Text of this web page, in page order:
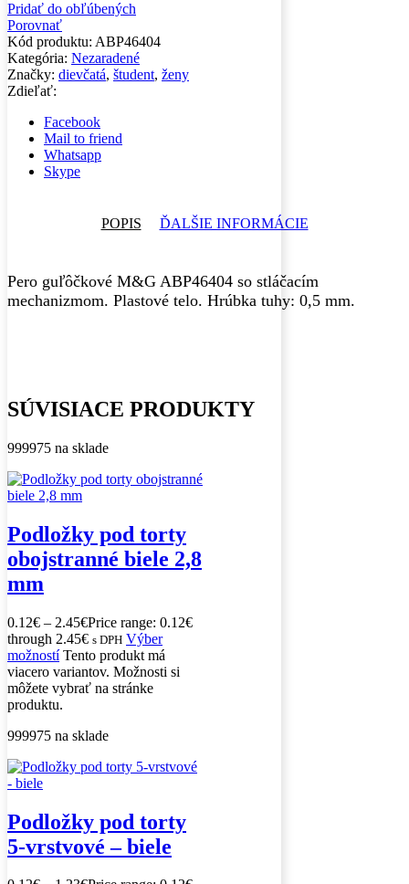
Pridať do obľúbených
Porovnať
Kód produktu: ABP46404
Kategória: Nezaradené
Značky: dievčatá, študent, ženy
Zdieľať:
Facebook
Mail to friend
Whatsapp
Skype
POPIS ĎALŠIE INFORMÁCIE
Pero guľôčkové M&G ABP46404 so stláčacím
mechanizmom. Plastové telo. Hrúbka tuhy: 0,5 mm.
SÚVISIACE PRODUKTY
999975 na sklade
Podložky pod torty
obojstranné biele 2,8
mm
0.12€ – 2.45€Price range: 0.12€
through 2.45€ s DPH Výber
možností Tento produkt má
viacero variantov. Možnosti si
môžete vybrať na stránke
produktu.
999975 na sklade
Podložky pod torty
5-vrstvové – biele